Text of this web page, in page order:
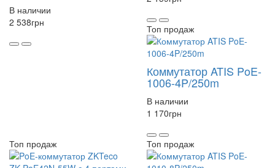
В наличии
2 538грн
Топ продаж
Коммутатор ATIS PoE-
1006-4P/250m
В наличии
1 170грн
Топ продаж Топ продаж